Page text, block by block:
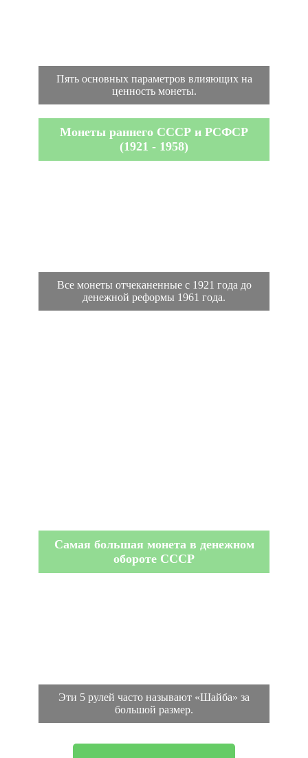
Пять основных параметров влияющих на
ценность монеты.
Монеты раннего СССР и РСФСР
(1921 - 1958)
Все монеты отчеканенные с 1921 года до
денежной реформы 1961 года.
Самая большая монета в денежном
обороте СССР
Эти 5 рулей часто называют «Шайба» за
большой размер.